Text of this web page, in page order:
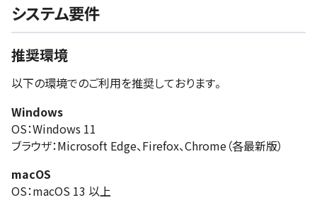
システム要件
推奨環境
以下の環境でのご利用を推奨しております。
Windows
OS：Windows 11
ブラウザ：Microsoft Edge、Firefox、Chrome（各最新版）
macOS
OS：macOS 13 以上